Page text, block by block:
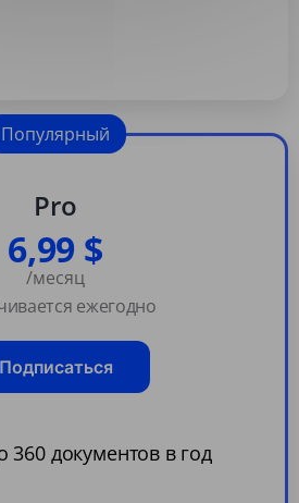
Pro
6,99 $
/месяц
ежегодно
Подписаться
360 документов в год
Популярный